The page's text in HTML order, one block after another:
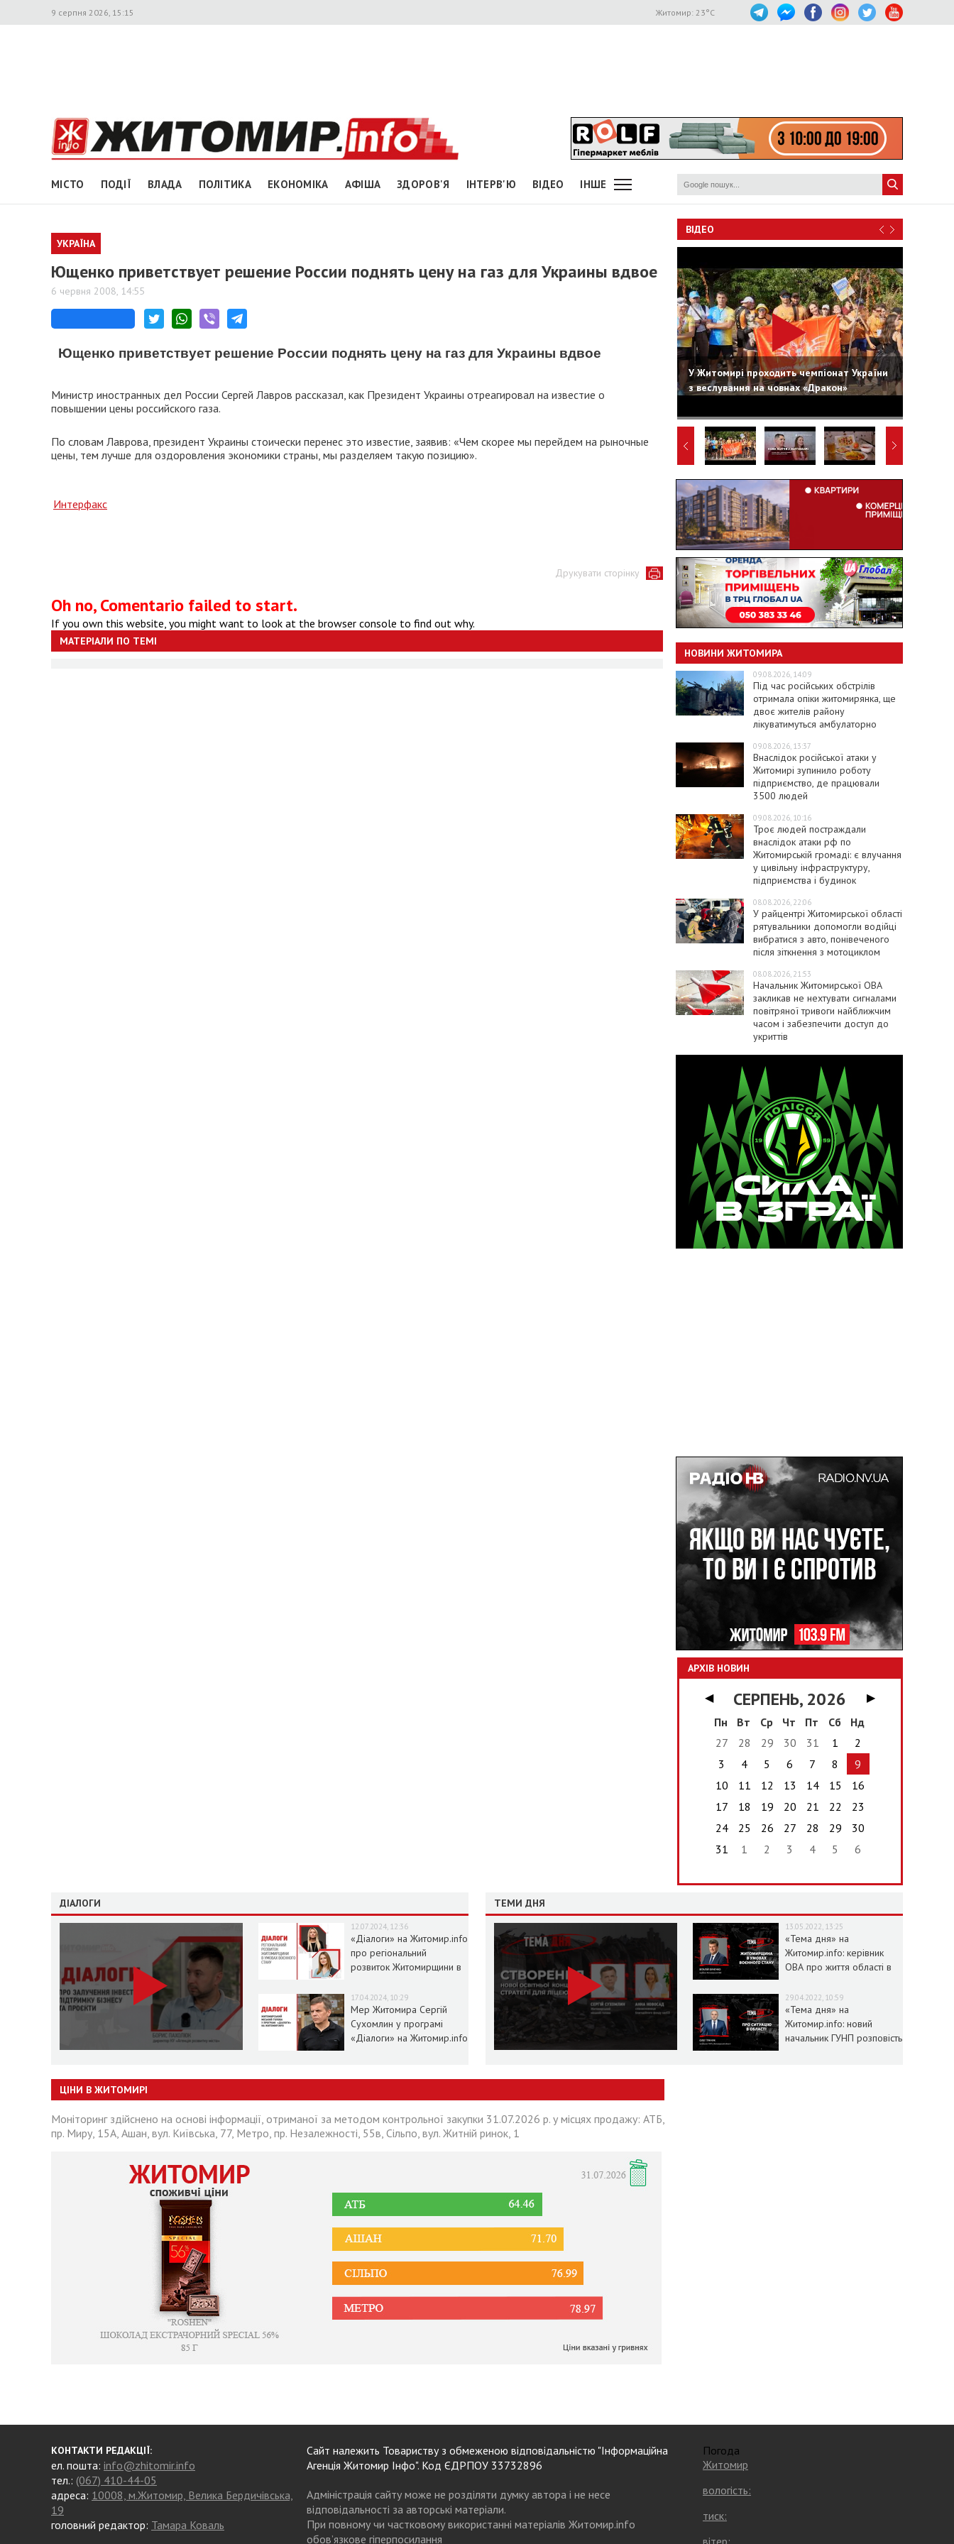
9 серпня 2026, 15:15 Житомир: 23°C
МІСТО ПОДІЇ ВЛАДА ПОЛІТИКА ЕКОНОМІКА АФІША ЗДОРОВ'Я ІНТЕРВ'Ю ВІДЕО ІНШЕ
УКРАЇНА
Ющенко приветствует решение России поднять цену на газ для Украины вдвое
6 червня 2008, 14:55
Ющенко приветствует решение России поднять цену на газ для Украины вдвое
Министр иностранных дел России Сергей Лавров рассказал, как Президент Украины отреагировал на известие о
повышении цены российского газа.
По словам Лаврова, президент Украины стоически перенес это известие, заявив: «Чем скорее мы перейдем на рыночные
цены, тем лучше для оздоровления экономики страны, мы разделяем такую позицию».
Интерфакс
Друкувати сторінку
Oh no, Comentario failed to start.
If you own this website, you might want to look at the browser console to find out why.
МАТЕРІАЛИ ПО ТЕМІ
ВІДЕО
У Житомирі проходить чемпіонат України
з веслування на човнах «Дракон»
НОВИНИ ЖИТОМИРА
09.08.2026, 14:09
Під час російських обстрілів
отримала опіки житомирянка, ще
двоє жителів району
лікуватимуться амбулаторно
09.08.2026, 13:37
Внаслідок російської атаки у
Житомирі зупинило роботу
підприємство, де працювали
3500 людей
09.08.2026, 10:16
Троє людей постраждали
внаслідок атаки рф по
Житомирській громаді: є влучання
у цивільну інфраструктуру,
підприємства і будинок
08.08.2026, 22:06
У райцентрі Житомирської області
рятувальники допомогли водійці
вибратися з авто, понівеченого
після зіткнення з мотоциклом
08.08.2026, 21:53
Начальник Житомирської ОВА
закликав не нехтувати сигналами
повітряної тривоги найближчим
часом і забезпечити доступ до
укриттів
АРХІВ НОВИН
◀ СЕРПЕНЬ, 2026
▶
Пн
Вт Ср Чт Пт Сб
Нд
27
28 29 30 31 1
2
3
4 5 6 7 8
9
10
11 12 13 14 15
16
17
18 19 20 21 22
23
24
25 26 27 28 29
30
31
1 2 3 4 5 6
ДІАЛОГИ
12.07.2024, 12:36
«Діалоги» на Житомир.info
про регіональний
розвиток Житомирщини в
17.04.2024, 10:29
Мер Житомира Сергій
Сухомлин у програмі
«Діалоги» на Житомир.info
ТЕМИ ДНЯ
13.05.2022, 13:25
«Тема дня» на
Житомир.info: керівник
ОВА про життя області в
29.04.2022, 10:59
«Тема дня» на
Житомир.info: новий
начальник ГУНП розповість
ЦІНИ В ЖИТОМИРІ
Моніторинг здійснено на основі інформації, отриманої за методом контрольної закупки 31.07.2026 р. у місцях продажу: АТБ,
пр. Миру, 15А, Ашан, вул. Київська, 77, Метро, пр. Незалежності, 55в, Сільпо, вул. Житній ринок, 1
КОНТАКТИ РЕДАКЦІЇ:
ел. пошта: info@zhitomir.info
тел.: (067) 410-44-05
адреса: 10008, м.Житомир, Велика Бердичівська,
19
головний редактор: Тамара Коваль
Сайт належить Товариству з обмеженою відповідальністю "Інформаційна
Агенція Житомир Інфо". Код ЄДРПОУ 33732896
Адміністрація сайту може не розділяти думку автора і не несе
відповідальності за авторські матеріали.
При повному чи частковому використанні матеріалів Житомир.info
обов’язкове гіперпосилання
Погода
Житомир
вологість:
тиск:
вітер: